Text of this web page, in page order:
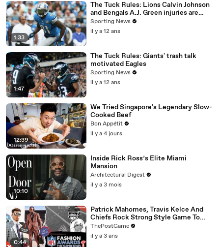
1:33
The Tuck Rules: Lions Calvin Johnson
and Bengals A.J. Green injuries are
significant
Sporting News
il y a 12 ans
1:47
The Tuck Rules: Giants' trash talk
motivated Eagles
Sporting News
il y a 12 ans
12:39
We Tried Singapore's Legendary Slow-
Cooked Beef
Bon Appétit
il y a 4 jours
10:10
Inside Rick Ross’s Elite Miami
Mansion
Architectural Digest
il y a 3 mois
0:44
Patrick Mahomes, Travis Kelce And
Chiefs Rock Strong Style Game To
Super Bowl LVII
ThePostGame
il y a 3 ans